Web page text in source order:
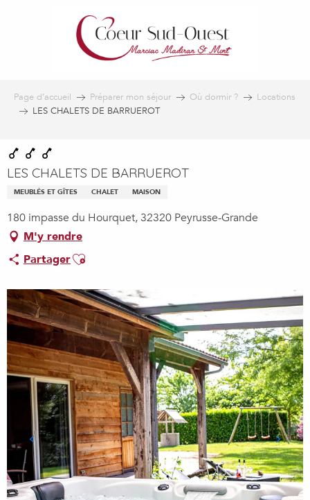
Page d’accueil Préparer mon séjour Où dormir ?
Locations
LES CHALETS DE BARRUEROT
LES CHALETS DE BARRUEROT
MEUBLÉS ET GÎTES CHALET MAISON
180 impasse du Hourquet, 32320 Peyrusse-Grande
M'y rendre
PartagerAjouter aux favoris